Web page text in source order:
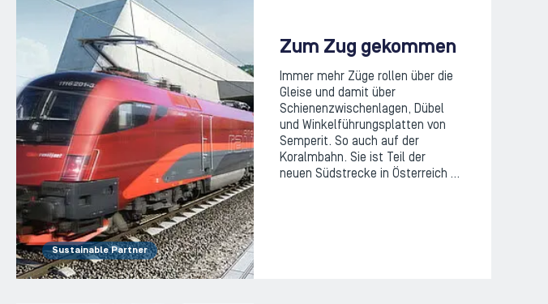
Sustainable Partner
Zum Zug gekommen
Immer mehr Züge rollen über die
Gleise und damit über
Schienenzwischenlagen, Dübel
und Winkelführungsplatten von
Semperit. So auch auf der
Koralmbahn. Sie ist Teil der
neuen Südstrecke in Österreich …